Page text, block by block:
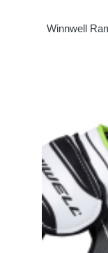
Winnwell